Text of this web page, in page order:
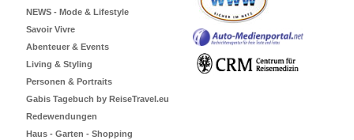
NEWS - Mode & Lifestyle
Savoir Vivre
Abenteuer & Events
Living & Styling
Personen & Portraits
Gabis Tagebuch by ReiseTravel.eu
Redewendungen
Haus - Garten - Shopping